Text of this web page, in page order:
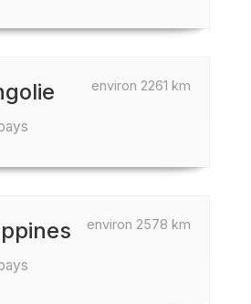
environ 2261 km
environ 2578 km